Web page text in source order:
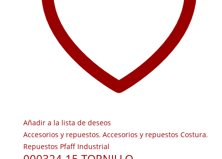
Añadir a la lista de deseos
Accesorios y repuestos, Accesorios y repuestos Costura,
Repuestos Pfaff Industrial